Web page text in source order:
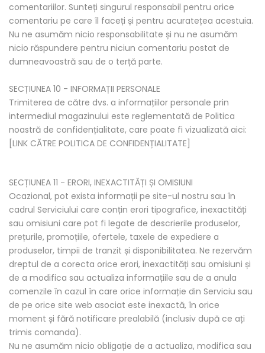
comentariilor. Sunteți singurul responsabil pentru orice
comentariu pe care îl faceți și pentru acuratețea acestuia.
Nu ne asumăm nicio responsabilitate și nu ne asumăm
nicio răspundere pentru niciun comentariu postat de
dumneavoastră sau de o terță parte.
SECȚIUNEA 10 - INFORMAȚII PERSONALE
Trimiterea de către dvs. a informațiilor personale prin
intermediul magazinului este reglementată de Politica
noastră de confidențialitate, care poate fi vizualizată aici:
[LINK CĂTRE POLITICA DE CONFIDENȚIALITATE]
SECȚIUNEA 11 - ERORI, INEXACTITĂȚI ȘI OMISIUNI
Ocazional, pot exista informații pe site-ul nostru sau în
cadrul Serviciului care conțin erori tipografice, inexactități
sau omisiuni care pot fi legate de descrierile produselor,
prețurile, promoțiile, ofertele, taxele de expediere a
produselor, timpii de tranzit și disponibilitatea. Ne rezervăm
dreptul de a corecta orice erori, inexactități sau omisiuni și
de a modifica sau actualiza informațiile sau de a anula
comenzile în cazul în care orice informație din Serviciu sau
de pe orice site web asociat este inexactă, în orice
moment și fără notificare prealabilă (inclusiv după ce ați
trimis comanda).
Nu ne asumăm nicio obligație de a actualiza, modifica sau